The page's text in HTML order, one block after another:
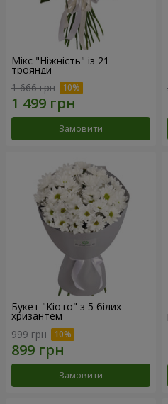
Мікс "Ніжність" із 21
троянди
1 666 грн
Замовити
Букет "Кіото" з 5 білих
хризантем
999 грн
Замовити